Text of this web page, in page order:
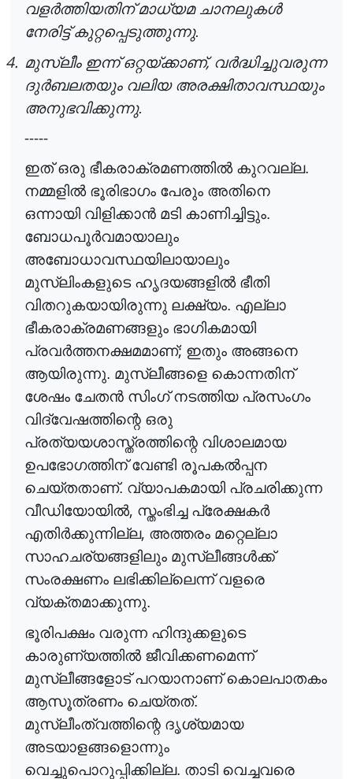
വളർത്തിയതിന്മാധ്യമ ചാനലുകൾ
നേരിട്ട് കുറ്റപ്പെടുത്തുന്നു.
4. മുസ്ലീം ഇന്ന് ഒറ്റയ്ക്കാണ്,വർദ്ധിച്ചുവരുന്ന
ദുർബലതയുംവലിയ അരക്ഷിതാവസ്ഥയും
അനുഭവിക്കുന്നു.
-----
ഇത് ഒരു ഭീകരാക്രമണത്തിൽകുറവല്ല.
നമ്മളിൽഭൂരിഭാഗം പേരും അതിനെ
ഒന്നായി വിളിക്കാൻ മടി കാണിച്ചിട്ടും.
ബോധപൂർവമായാലും
അബോധാവസ്ഥയിലായാലും
മുസ്‌ലിംകളുടെ ഹൃദയങ്ങളിൽഭീതി
വിതറുകയായിരുന്നു ലക്ഷ്യം. എല്ലാ
ഭീകരാക്രമണങ്ങളും ഭാഗികമായി
പ്രവർത്തനക്ഷമമാണ്; ഇതും അങ്ങനെ
ആയിരുന്നു. മുസ്ലീങ്ങളെ കൊന്നതിന്
ശേഷം ചേതൻ സിംഗ് നടത്തിയ പ്രസംഗം
വിദ്വേഷത്തിന്റെ ഒരു
പ്രത്യയശാസ്ത്രത്തിന്റെ വിശാലമായ
ഉപഭോഗത്തിന് വേണ്ടി രൂപകൽപ്പന
ചെയ്തതാണ്. വ്യാപകമായി പ്രചരിക്കുന്ന
വീഡിയോയിൽ, സ്തംഭിച്ച പ്രേക്ഷകർ
എതിർക്കുന്നില്ല, അത്തരം മറ്റെല്ലാ
സാഹചര്യങ്ങളിലും മുസ്ലീങ്ങൾക്ക്
സംരക്ഷണം ലഭിക്കില്ലെന്ന് വളരെ
വ്യക്തമാക്കുന്നു.
ഭൂരിപക്ഷം വരുന്ന ഹിന്ദുക്കളുടെ
കാരുണ്യത്തിൽജീവിക്കണമെന്ന്
മുസ്ലീങ്ങളോട് പറയാനാണ് കൊലപാതകം
ആസൂത്രണം ചെയ്തത്.
മുസ്ലീംത്വത്തിന്റെ ദൃശ്യമായ
അടയാളങ്ങളൊന്നും
വെച്ചുപൊറുപ്പിക്കില്ല. താടി വെച്ചവരെ